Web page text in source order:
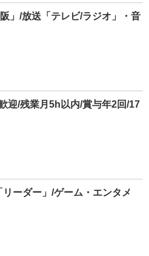
」/放送「テレビ/ラジオ」・音
迎/残業月5h以内/賞与年2回/17
ーダー」/ゲーム・エンタメ